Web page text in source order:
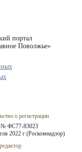
портал
Поволжье»
о регистрации
ФС77-83023
2022 г (Роскомнадзор)